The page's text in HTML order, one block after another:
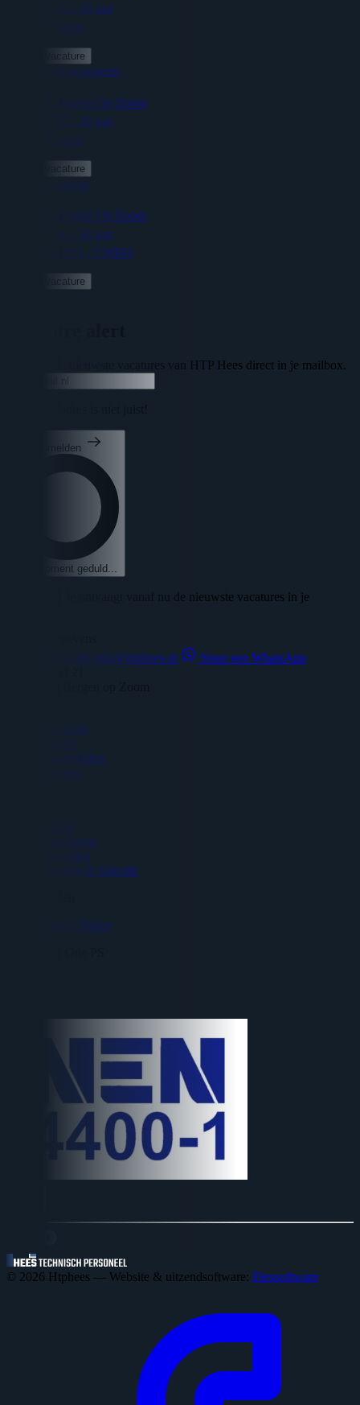
35 - 40 uur
Geen
Bekijk vacature
Junior keukenmonteur
Bergen Op Zoom
32 - 40 uur
Geen
Bekijk vacature
Keukenmonteur
Bergen Op Zoom
40 - 40 uur
LBO - VMBO
Bekijk vacature
Ontvang de nieuwste vacatures van HTP Hees direct in je mailbox.
Aanmelden
Een moment geduld...
🎉 Succes! Je ontvangt vanaf nu de nieuwste vacatures in je
06 - 45 03 45 86 info@htphees.nl
Stuur een WhatsApp
Vacatures
Regio’s
Vakgebieden
Locaties
Advies
Detacheren
Uitzenden
Werving & Selectie
Privacy Policy
© 2026 Htphees — Website & uitzendsoftware: Flexsoftware